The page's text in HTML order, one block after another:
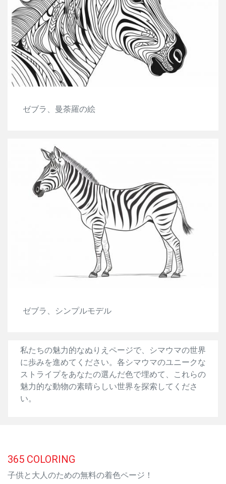
ゼブラ、曼荼羅の絵
ゼブラ、シンプルモデル
私たちの魅力的なぬりえページで、シマウマの世界
に歩みを進めてください。各シマウマのユニークな
ストライプをあなたの選んだ色で埋めて、これらの
魅力的な動物の素晴らしい世界を探索してくださ
い。
365 COLORING
子供と大人のための無料の着色ページ！